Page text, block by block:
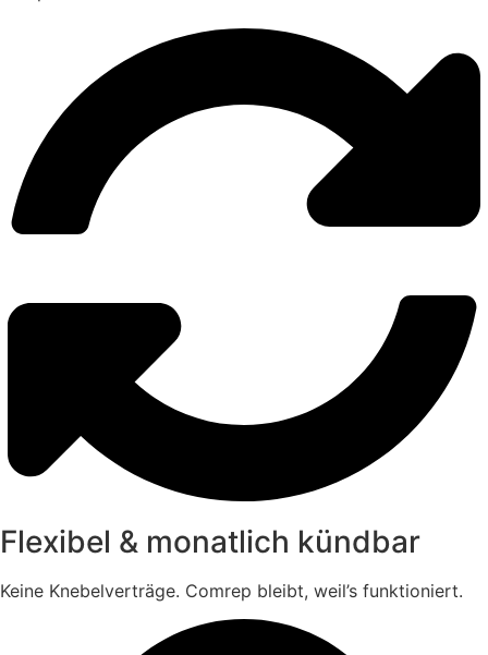
Flexibel & monatlich kündbar
Keine Knebelverträge. Comrep bleibt, weil’s funktioniert.